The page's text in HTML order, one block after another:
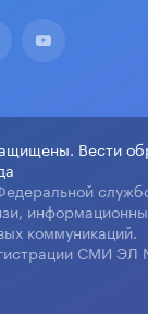
Вести
коммуникаций.
СМИ